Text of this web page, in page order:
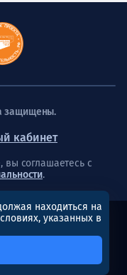
защищены.
кабинет
соглашаетесь с
.
находиться на
указанных в